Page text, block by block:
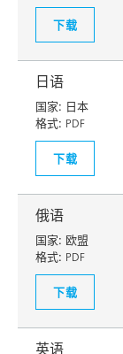
下载
日语
国家: 日本
格式: PDF
下载
俄语
国家: 欧盟
格式: PDF
下载
英语